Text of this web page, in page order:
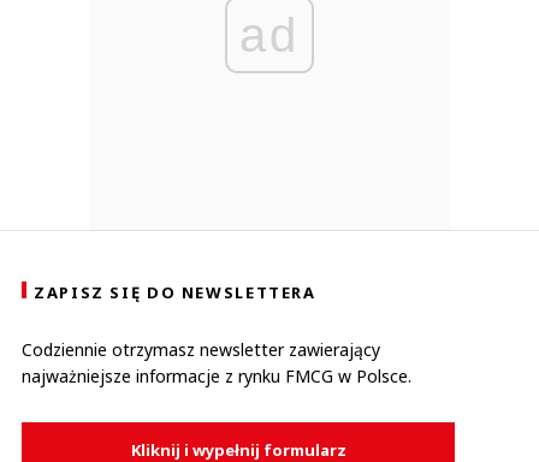
ad
ZAPISZ SIĘ DO NEWSLETTERA
Codziennie otrzymasz newsletter zawierający
najważniejsze informacje z rynku FMCG w Polsce.
Kliknij i wypełnij formularz